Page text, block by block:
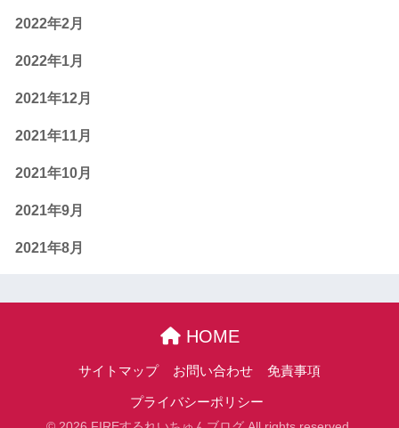
2022年2月
2022年1月
2021年12月
2021年11月
2021年10月
2021年9月
2021年8月
HOME
サイトマップ お問い合わせ 免責事項
プライバシーポリシー